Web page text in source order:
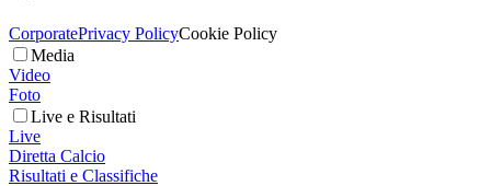
CorporatePrivacy PolicyCookie Policy
Media
Video
Foto
Live e Risultati
Live
Diretta Calcio
Risultati e Classifiche